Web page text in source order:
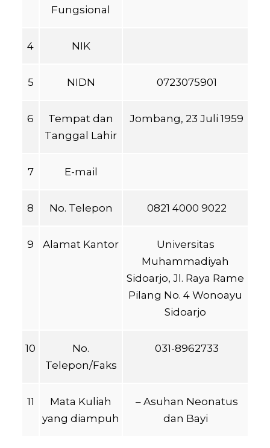
Fungsional
4 NIK
5 NIDN 0723075901
6
Tempat dan
Tanggal Lahir
Jombang, 23 Juli 1959
7 E-mail
8 No. Telepon 0821 4000 9022
9 Alamat Kantor
Universitas
Muhammadiyah
Sidoarjo, Jl. Raya Rame
Pilang No. 4 Wonoayu
Sidoarjo
10
No.
Telepon/Faks
031-8962733
11
Mata Kuliah
yang diampuh
– Asuhan Neonatus
dan Bayi